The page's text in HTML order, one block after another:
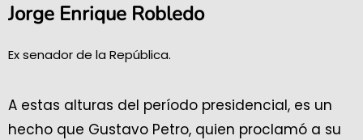
Jorge Enrique Robledo
Ex senador de la República.
A estas alturas del período presidencial, es un
hecho que Gustavo Petro, quien proclamó a su